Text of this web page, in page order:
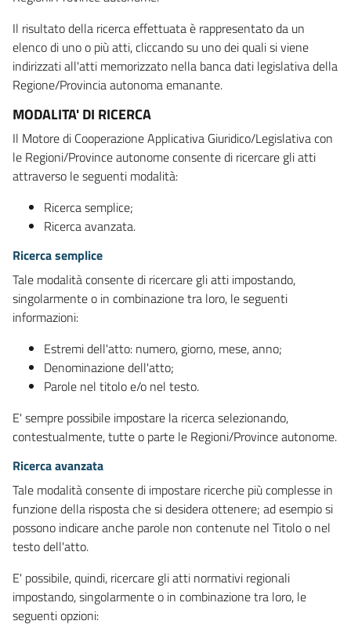
Il risultato della ricerca effettuata è rappresentato da un
elenco di uno o più atti, cliccando su uno dei quali si viene
indirizzati all'atti memorizzato nella banca dati legislativa della
Regione/Provincia autonoma emanante.
MODALITA' DI RICERCA
Il Motore di Cooperazione Applicativa Giuridico/Legislativa con
le Regioni/Province autonome consente di ricercare gli atti
attraverso le seguenti modalità:
Ricerca semplice;
Ricerca avanzata.
Ricerca semplice
Tale modalità consente di ricercare gli atti impostando,
singolarmente o in combinazione tra loro, le seguenti
informazioni:
Estremi dell'atto: numero, giorno, mese, anno;
Denominazione dell'atto;
Parole nel titolo e/o nel testo.
E' sempre possibile impostare la ricerca selezionando,
contestualmente, tutte o parte le Regioni/Province autonome.
Ricerca avanzata
Tale modalità consente di impostare ricerche più complesse in
funzione della risposta che si desidera ottenere; ad esempio si
possono indicare anche parole non contenute nel Titolo o nel
testo dell'atto.
E' possibile, quindi, ricercare gli atti normativi regionali
impostando, singolarmente o in combinazione tra loro, le
seguenti opzioni: